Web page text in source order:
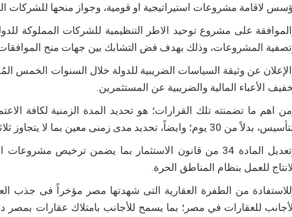
لاقامة مشروعات استيراتيجية او قومية، وجواز منحها للشركات
على مشروع توحيد الاطر التنظيمية للشركات المملوكة
المشروعات، وذلك بهدف فض التشابك بين جهات منح الموافقات
عن وثيقة السياسات الضريبية للدولة خلال السنوات الخمس
الأعباء المالية والضريبية عن المستثمرين.
من 30 يوم؛ وايضاً، تحديد مدى زمنى معين بما لا يتجاوز ثلاثة اشهر لتعويض المستثمرين في حالات نزع الملكية.
وتعديل المادة 34 من قانون الاستثمار بما يضمن ترخيص
للعمل بنظام المناطق الحرة.
من الطفرة العقارية التى شهدتها مصر مؤخراً فى جذب
للعقارات في مصر؛ بما يسمح للأجانب بامتلاك عقارات بمصر